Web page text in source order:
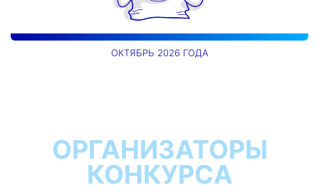
ОКТЯБРЬ 2026 ГОДА
ОРГАНИЗАТОРЫ
КОНКУРСА